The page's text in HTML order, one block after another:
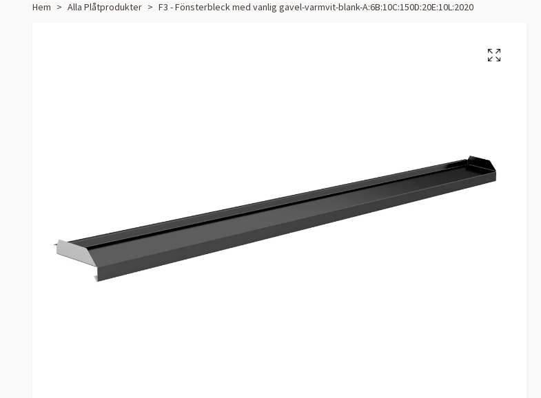
Hem Alla Plåtprodukter F3 - Fönsterbleck med vanlig gavel-varmvit-blank-A:6B:10C:150D:20E:10L:2020